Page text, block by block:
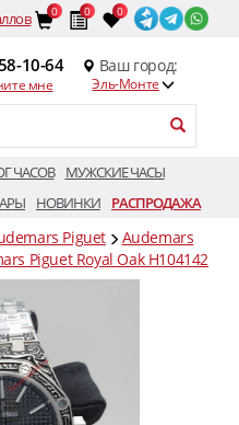
0 0 0
10-64
мне
Ваш город:
Эль-Монте
ЧАСОВ
МУЖСКИЕ ЧАСЫ
НОВИНКИ РАСПРОДАЖА
Piguet
Audemars
Piguet Royal Oak H104142